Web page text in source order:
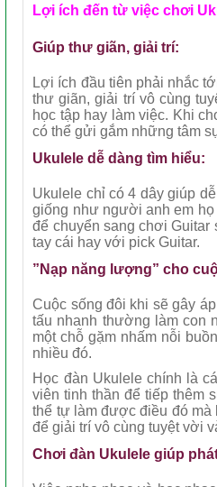
Lợi ích đến từ việc chơi
Giúp thư giãn, giải trí:
Lợi ích đầu tiên phải nhắc
thư giãn, giải trí vô cùng
học tập hay làm việc. Khi
có thể gửi gắm những tâm
Ukulele dễ dàng tìm hiểu:
Ukulele chỉ có 4 dây giúp
giống như người anh em họ
để chuyển sang chơi
tay cái hay với pick Guitar.
”Nạp năng lượng” cho
Cuộc sống đôi khi sẽ gây
tấu nhanh thường làm con
một chỗ gặm nhấm nỗi
nhiều đó.
Học đàn Ukulele chính là
viên tinh thần để tiếp thêm
thể tự làm được điều đó mà
để giải trí vô cùng tuyệt vời
Chơi đàn Ukulele giúp